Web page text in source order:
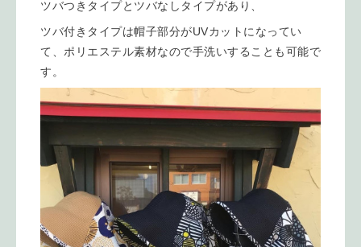
ツバつきタイプとツバなしタイプがあり、
ツバ付きタイプは帽子部分がUVカットになってい
て、ポリエステル素材なので手洗いすることも可能で
す。